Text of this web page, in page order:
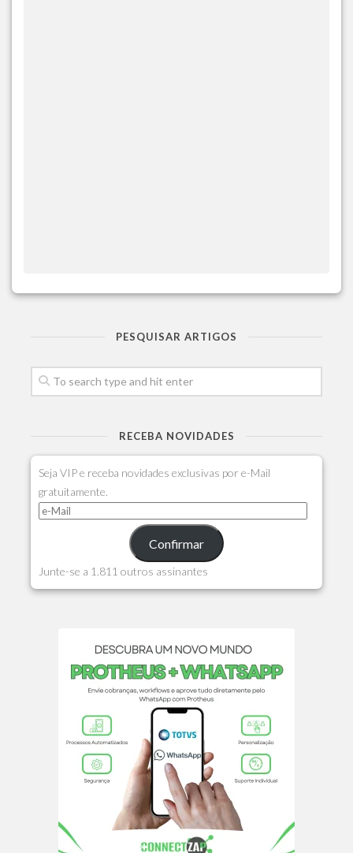
PESQUISAR ARTIGOS
RECEBA NOVIDADES
Seja VIP e receba novidades exclusivas por e-Mail
gratuitamente.
Confirmar
Junte-se a 1.811 outros assinantes